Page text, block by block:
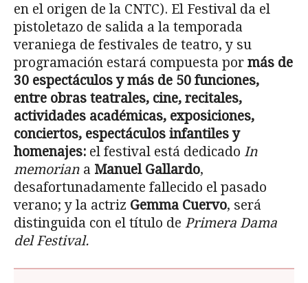
en el origen de la CNTC). El Festival da el
pistoletazo de salida a la temporada
veraniega de festivales de teatro, y su
programación estará compuesta por más de
30 espectáculos y más de 50 funciones,
entre obras teatrales, cine, recitales,
actividades académicas, exposiciones,
conciertos, espectáculos infantiles y
homenajes: el festival está dedicado In
memorian a Manuel Gallardo,
desafortunadamente fallecido el pasado
verano; y la actriz Gemma Cuervo, será
distinguida con el título de Primera Dama
del Festival.